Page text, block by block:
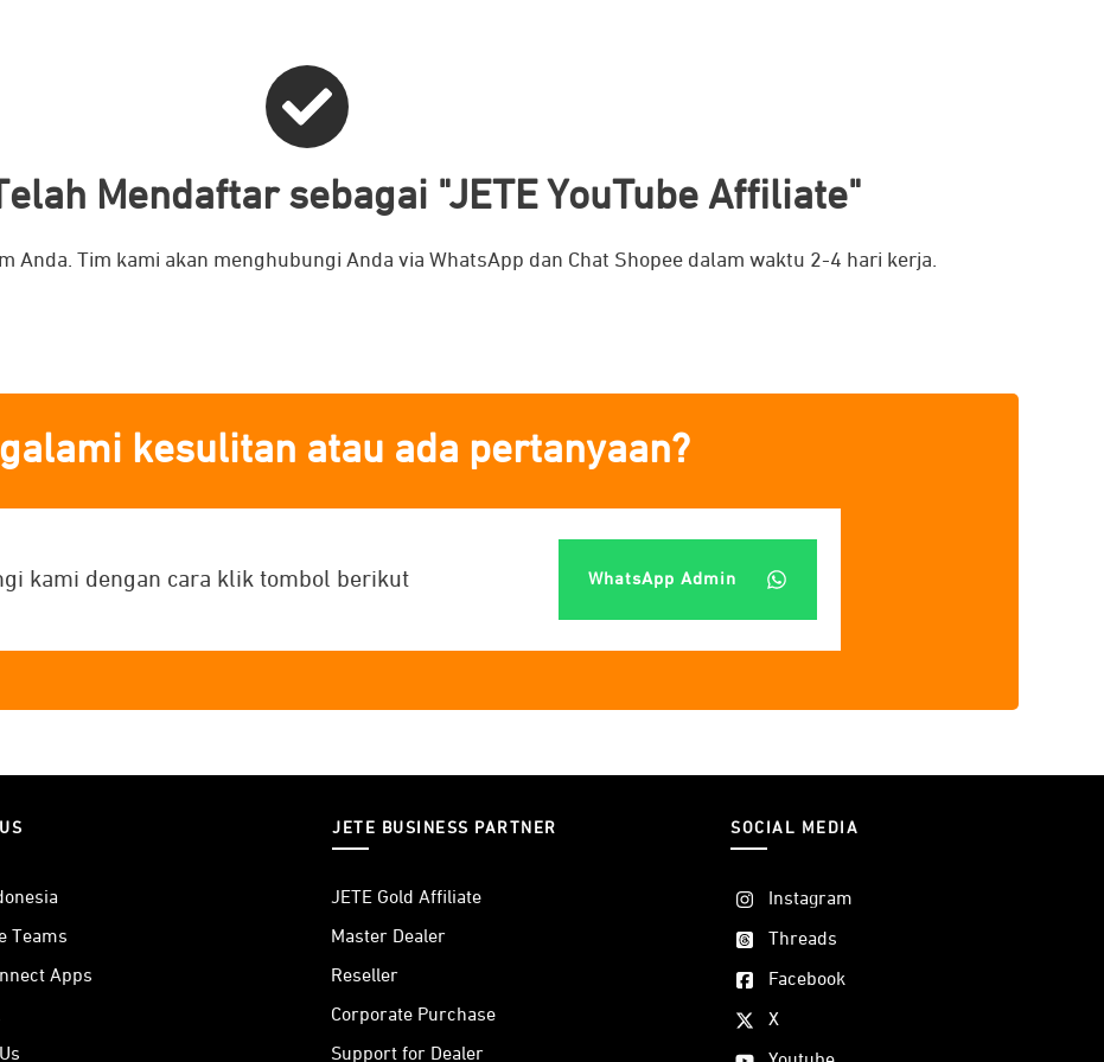
Mendaftar sebagai "JETE YouTube Affiliate"
Anda. Tim kami akan menghubungi Anda via WhatsApp dan Chat Shopee dalam waktu 2-4 hari kerja.
kesulitan atau ada pertanyaan?
kami dengan cara klik tombol berikut WhatsApp Admin
Teams
Apps
JETE BUSINESS PARTNER
JETE Gold Affiliate
Master Dealer
Reseller
Corporate Purchase
Support for Dealer
SOCIAL MEDIA
Instagram
Threads
Facebook
X